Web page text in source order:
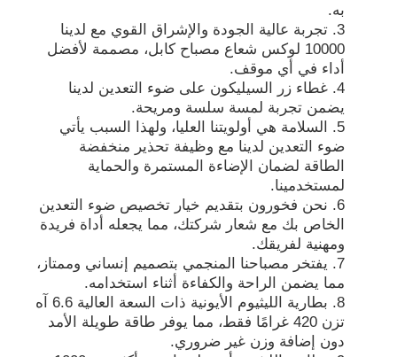
حول بنا
جولة في المعمل
ضبط الجودة
أخبار
طلب اقتباس
مصابيح LED للتعدين
مصباح سقف التعدين اللاسلكي
به.
تجربة عالية الجودة والإشراق القوي مع لدينا
10000 لوكس شعاع مصباح كابل، مصممة لأفضل
أداء في أي موقف.
غطاء زر السيليكون على ضوء التعدين لدينا
يضمن تجربة لمسة سلسة ومريحة.
السلامة هي أولويتنا العليا، ولهذا السبب يأتي
ضوء التعدين لدينا مع وظيفة تحذير منخفضة
الطاقة لضمان الإضاءة المستمرة والحماية
لمستخدمينا.
نحن فخورون بتقديم خيار تخصيص ضوء التعدين
الخاص بك مع شعار شركتك، مما يجعله أداة فريدة
ومهنية لفريقك.
يفتخر مصباحنا المنجمي بتصميم إنساني وممتاز،
مما يضمن الراحة والكفاءة أثناء استخدامه.
بطارية الليثيوم الأيونية ذات السعة العالية 6.6 آه
تزن 420 غرامًا فقط، مما يوفر طاقة طويلة الأمد
دون إضافة وزن غير ضروري.